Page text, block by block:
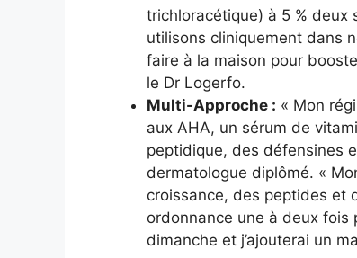
trichloracétique) à 5 % deux
utilisons cliniquement dans
faire à la maison pour
le Dr Logerfo.
Multi-Approche : « Mon
aux AHA, un sérum de
peptidique, des défensines
dermatologue diplômé. «
croissance, des peptides et
ordonnance une à deux fois
dimanche et j’ajouterai un